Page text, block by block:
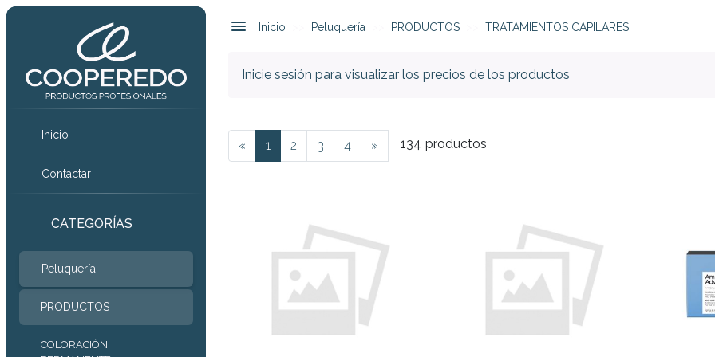
Inicio
Contactar
CATEGORÍAS
Peluquería
PRODUCTOS
COLORACIÓN
Inicio Peluquería PRODUCTOS TRATAMIENTOS CAPILARES
Inicie sesión para visualizar los precios de los productos
« 1 2 3 4 » 134 productos